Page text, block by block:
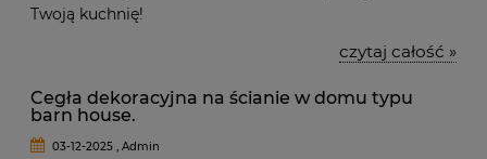
Twoją kuchnię!
czytaj całość »
Cegła dekoracyjna na ścianie w domu typu
barn house.
03-12-2025 , Admin